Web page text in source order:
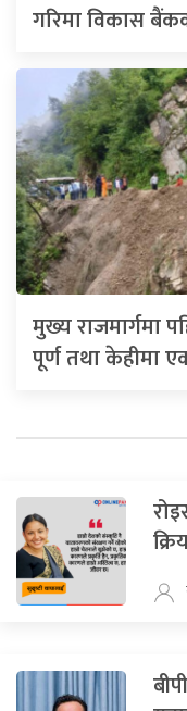
गरिमा विकास
मुख्य राजमार्गमा
पूर्ण तथा केहीमा